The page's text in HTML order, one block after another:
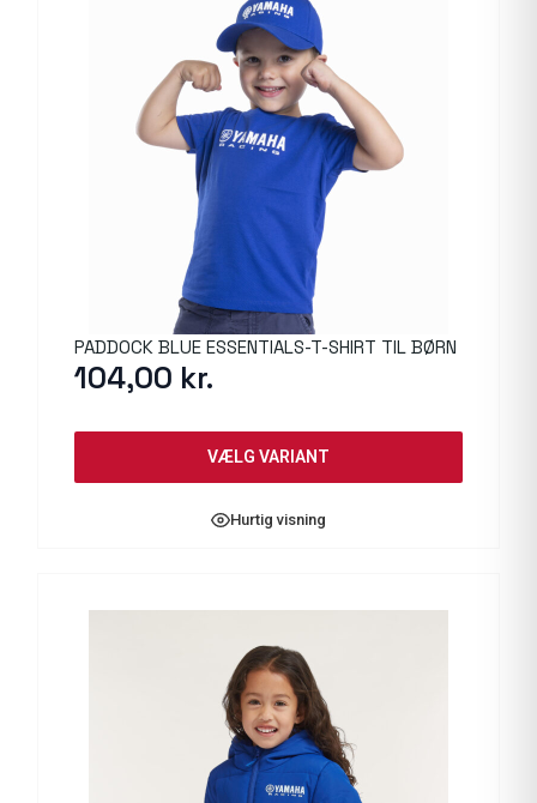
PADDOCK BLUE ESSENTIALS-T-SHIRT TIL BØRN
104,00 kr.
VÆLG VARIANT
Hurtig visning